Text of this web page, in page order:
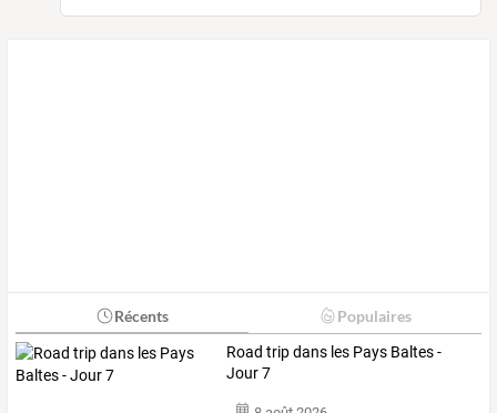
Récents Populaires
Road trip dans les Pays Baltes -
Jour 7